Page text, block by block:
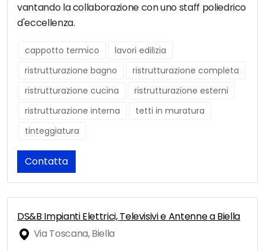
vantando la collaborazione con uno staff poliedrico
d'eccellenza.
cappotto termico
lavori edilizia
ristrutturazione bagno
ristrutturazione completa
ristrutturazione cucina
ristrutturazione esterni
ristrutturazione interna
tetti in muratura
tinteggiatura
Contatta
DS&B Impianti Elettrici, Televisivi e Antenne a Biella
Via Toscana, Biella